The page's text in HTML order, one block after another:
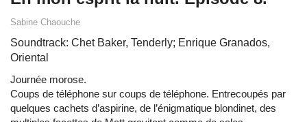
Sabine Chaouche
Soundtrack: Chet Baker, Tenderly; Enrique Granados,
Oriental
Journée morose.
Coups de téléphone sur coups de téléphone. Entrecoupés par
quelques cachets d’aspirine, de l’énigmatique blondinet, des